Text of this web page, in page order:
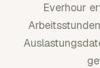
Everhour